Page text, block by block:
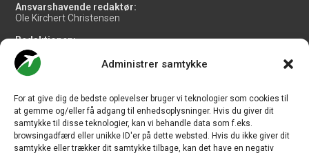
Administrer samtykke
For at give dig de bedste oplevelser bruger vi teknologier som cookies til
at gemme og/eller få adgang til enhedsoplysninger. Hvis du giver dit
samtykke til disse teknologier, kan vi behandle data som f.eks.
browsingadfærd eller unikke ID'er på dette websted. Hvis du ikke giver dit
samtykke eller trækker dit samtykke tilbage, kan det have en negativ
Ansvarshavende redaktør:
Ole Kirchert Christensen
Redaktionen:
Christian Granhøj Skouboe
Henrik Baumgarten
Danny Longhi Andreasen
Salg og jobannoncer:
salg@travelmedianordic.com
Vi tager ansvar for indholdet og er tilmeldt